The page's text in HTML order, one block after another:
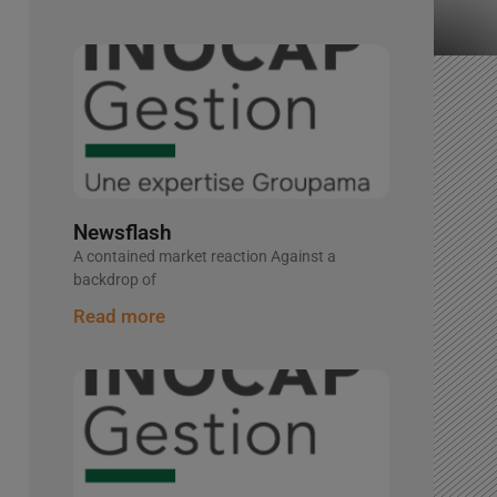
Newsflash
A contained market reaction Against a
backdrop of
Read more